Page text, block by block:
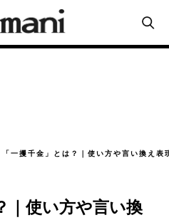
「一攫千金」とは？｜使い方や言い換え表
｜使い方や言い換